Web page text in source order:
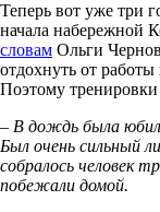
Теперь вот уже три
начала набережной
словам Ольги
отдохнуть от
Поэтому тренировки
– В дождь была
Был очень сильный
собралось человек
побежали домой.